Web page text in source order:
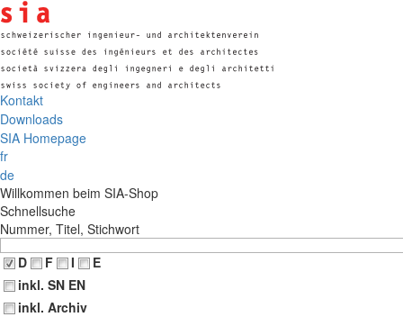
Kontakt
Downloads
SIA Homepage
fr
de
Willkommen beim SIA-Shop
Schnellsuche
Nummer, Titel, Stichwort
D
F I
E
inkl. SN EN
inkl. Archiv